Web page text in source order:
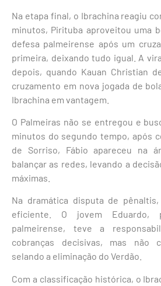
Na etapa final, o Ibrachina reagiu
minutos, Pirituba aproveitou uma
defesa palmeirense após um
primeira, deixando tudo igual. A
depois, quando Kauan Christian
cruzamento em nova jogada de
Ibrachina em vantagem.
O Palmeiras não se entregou e
minutos do segundo tempo, após
de Sorriso, Fábio apareceu na
balançar as redes, levando a
máximas.
Na dramática disputa de
eficiente. O jovem Eduardo,
palmeirense, teve a
cobranças decisivas, mas não
selando a eliminação do Verdão.
Com a classificação histórica, o